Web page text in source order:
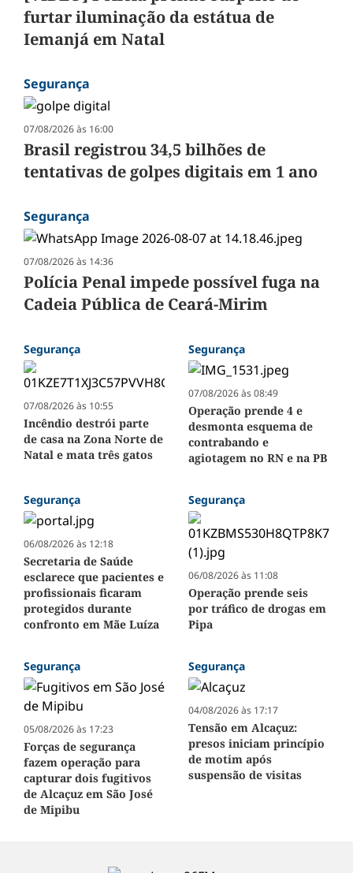
furtar iluminação da estátua de
Iemanjá em Natal
Segurança
07/08/2026 às 16:00
Brasil registrou 34,5 bilhões de
tentativas de golpes digitais em 1 ano
Segurança
07/08/2026 às 14:36
Polícia Penal impede possível fuga na
Cadeia Pública de Ceará-Mirim
Segurança
07/08/2026 às 10:55
Incêndio destrói parte
de casa na Zona Norte de
Natal e mata três gatos
Segurança
07/08/2026 às 08:49
Operação prende 4 e
desmonta esquema de
contrabando e
agiotagem no RN e na PB
Segurança
06/08/2026 às 12:18
Secretaria de Saúde
esclarece que pacientes e
profissionais ficaram
protegidos durante
confronto em Mãe Luíza
Segurança
06/08/2026 às 11:08
Operação prende seis
por tráfico de drogas em
Pipa
Segurança
05/08/2026 às 17:23
Forças de segurança
fazem operação para
capturar dois fugitivos
de Alcaçuz em São José
de Mipibu
Segurança
04/08/2026 às 17:17
Tensão em Alcaçuz:
presos iniciam princípio
de motim após
suspensão de visitas